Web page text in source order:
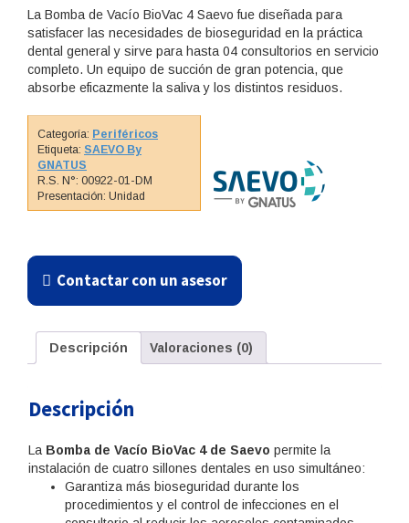
La Bomba de Vacío BioVac 4 Saevo fue diseñada para
satisfacer las necesidades de bioseguridad en la práctica
dental general y sirve para hasta 04 consultorios en servicio
completo. Un equipo de succión de gran potencia, que
absorbe eficazmente la saliva y los distintos residuos.
Categoría: Periféricos
Etiqueta: SAEVO By
GNATUS
R.S. N°: 00922-01-DM
Presentación: Unidad
Contactar con un asesor
Descripción Valoraciones (0)
Descripción
La Bomba de Vacío BioVac 4 de Saevo permite la
instalación de cuatro sillones dentales en uso simultáneo:
Garantiza más bioseguridad durante los
procedimientos y el control de infecciones en el